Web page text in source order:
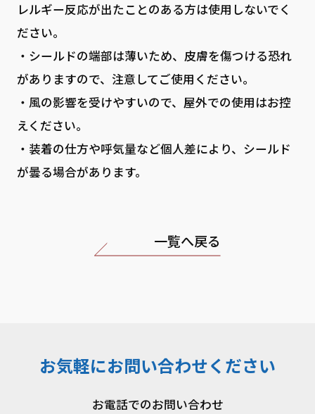
レルギー反応が出たことのある方は使用しないでく
ださい。
・シールドの端部は薄いため、皮膚を傷つける恐れ
がありますので、注意してご使用ください。
・風の影響を受けやすいので、屋外での使用はお控
えください。
・装着の仕方や呼気量など個人差により、シールド
が曇る場合があります。
一覧へ戻る
お気軽にお問い合わせください
お電話でのお問い合わせ